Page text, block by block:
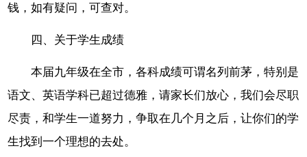
钱，如有疑问，可查对。
四、关于学生成绩
本届九年级在全市，各科成绩可谓名列前茅，特别是
语文、英语学科已超过德雅，请家长们放心，我们会尽职
尽责，和学生一道努力，争取在几个月之后，让你们的学
生找到一个理想的去处。